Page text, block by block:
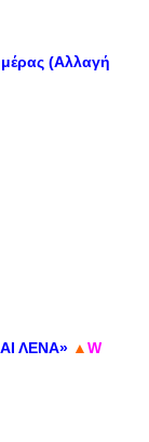
(Αλλαγή
ΛΕΝΑ» ▲W